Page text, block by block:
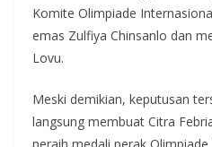
Komite Olimpiade
emas Zulfiya Chinsanlo dan
Lovu.
Meski demikian, keputusan
langsung membuat Citra
peraih medali perak